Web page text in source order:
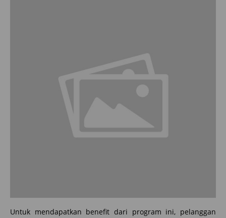
Untuk mendapatkan benefit dari program ini, pelanggan